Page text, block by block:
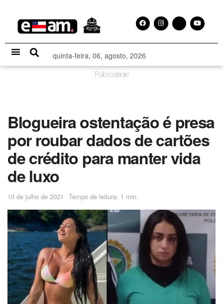
quinta-feira, 06, agosto, 2026
Publicidade
Blogueira ostentação é presa
por roubar dados de cartões
de crédito para manter vida
de luxo
10 de julho de 2021 Tempo de leitura: 1 min